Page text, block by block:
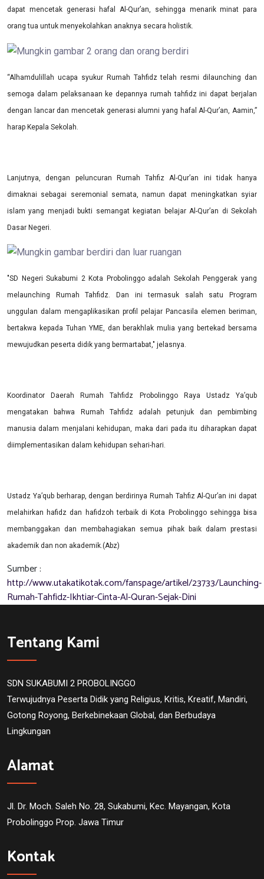
dapat mencetak generasi hafal Al-Qur’an, sehingga menarik minat para
orang tua untuk menyekolahkan anaknya secara holistik
“Alhamdulillah ucapa syukur Rumah Tahfidz telah resmi dilaunching dan
semoga dalam pelaksanaan ke depannya rumah tahfidz ini dapat berjalan
dengan lancar dan mencetak generasi alumni yang hafal Al-Qur’an, Aamin,”
harap Kepala Sekolah
Lanjutnya, dengan peluncuran Rumah Tahfiz Al-Qur’an ini tidak hanya
dimaknai sebagai seremonial semata, namun dapat meningkatkan syiar
islam yang menjadi bukti semangat kegiatan belajar Al-Qur’an diSekolah
Dasar Negeri
"SD Negeri Sukabumi 2 Kota Probolinggo adalah Sekolah Penggerakyang
mel aunching Rumah Tahfidz. Dan ini termasuk salah satu
Program
unggulan dalam mengaplikasikan profil pelajar Pancasila elemen beriman,
bertakwa kepada Tuhan YME, dan berakhlak muliayang bertekad bersama
mewujudkan peserta didik yang bermartabat," jelasnya.
Koordinator Daerah Rumah Tahfidz Probolinggo Raya Ustadz Ya’qub
mengatakan bahwa Rumah Tahfidz adalah petunjuk dan pembimbing
manusia dalam menjalani kehidupan, maka dari pada itu diharapkan dapat
diimplementasikan dalam kehidupan sehari-hari.
Ustadz Ya’qub berharap, dengan berdirinya Rumah Tahfiz Al-Qur’an ini dapat
melahirkan hafidz dan hafidzoh terbaik di Kota
Probolinggosehingga bisa
membanggakan dan membahagiakan semua pihak baik dalam prestasi
akademik dan non akademik.(Abz)
Sumber :
http://www.utakatikotak.com/fanspage/artikel/23733/Launching-
Rumah-Tahfidz-Ikhtiar-Cinta-Al-Quran-Sejak-Dini
Tentang Kami
SDN SUKABUMI 2 PROBOLINGGO
Terwujudnya Peserta Didik yang Religius, Kritis, Kreatif, Mandiri,
Gotong Royong, Berkebinekaan Global, dan Berbudaya
Lingkungan
Alamat
Jl. Dr. Moch. Saleh No. 28, Sukabumi, Kec. Mayangan, Kota
Probolinggo Prop. Jawa Timur
Kontak